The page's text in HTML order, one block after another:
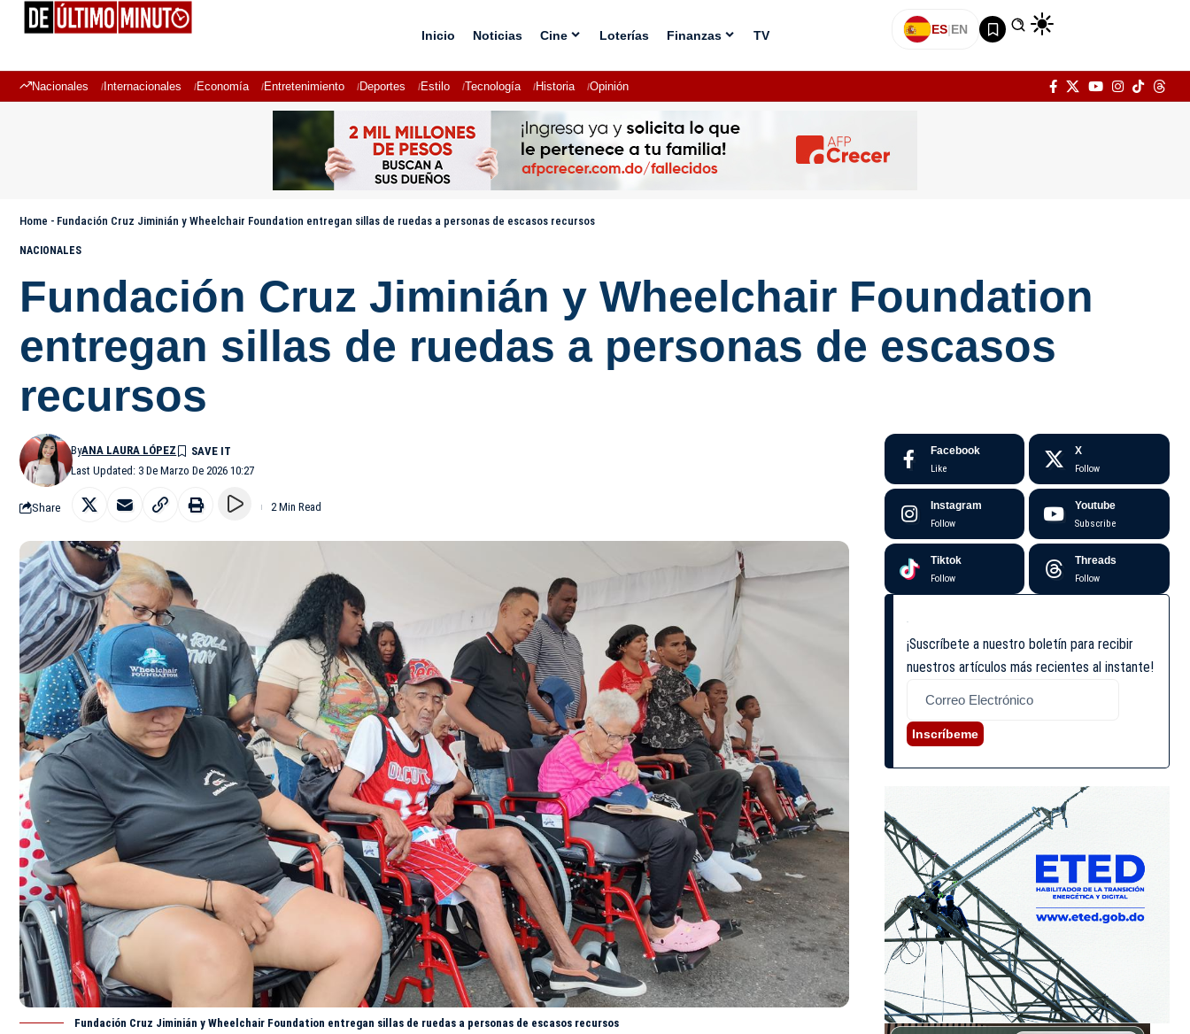
Inicio Noticias Cine Loterías Finanzas TV ES|EN
Nacionales Internacionales Economía Entretenimiento Deportes Estilo Tecnología Historia Opinión
Home - Fundación Cruz Jiminián y Wheelchair Foundation entregan sillas de ruedas a personas de escasos recursos
NACIONALES
Fundación Cruz Jiminián y Wheelchair Foundation
entregan sillas de ruedas a personas de escasos
recursos
Last Updated: 3 De Marzo De 2026 10:27
ByANA LAURA LÓPEZ
Share 2 Min Read
Fundación Cruz Jiminián y Wheelchair Foundation entregan sillas de ruedas a personas de escasos recursos
Facebook
Like
X
Follow
Instagram
Follow
Youtube
Subscribe
Tiktok
Follow
Threads
Follow
¡Suscríbete a nuestro boletín para recibir
nuestros artículos más recientes al instante!
Inscríbeme